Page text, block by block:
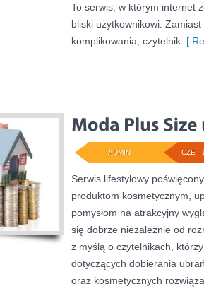
To serwis, w którym internet
bliski użytkownikowi.
komplikowania, czytelnik [
CZE -
ADMIN
Serwis lifestylowy
produktom kosmetycznym,
pomysłom na atrakcyjny
się dobrze niezależnie od
z myślą o czytelnikach,
dotyczących dobierania
oraz kosmetycznych